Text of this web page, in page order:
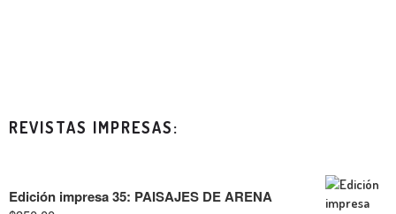
REVISTAS IMPRESAS:
Edición impresa 35: PAISAJES DE ARENA